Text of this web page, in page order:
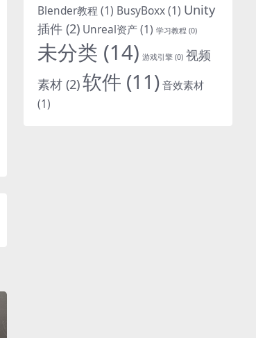
Blender教程 (1) BusyBoxx(1) Unity
插件 (2) Unreal资产(1) 学习教程 (0)
未分类 (14) 游戏引擎 (0) 视频
素材 (2)软件 (11)音效素材
(1)